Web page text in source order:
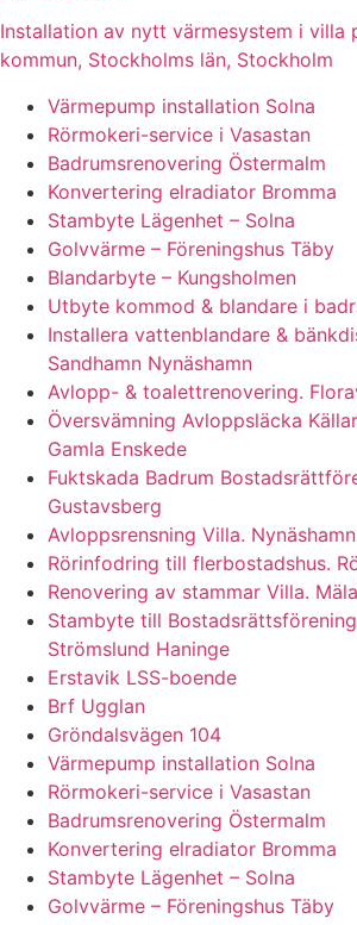
Installation av nytt värmesystem i villa
kommun, Stockholms län, Stockholm
Värmepump installation Solna
Rörmokeri-service i Vasastan
Badrumsrenovering Östermalm
Konvertering elradiator Bromma
Stambyte Lägenhet – Solna
Golvvärme – Föreningshus Täby
Blandarbyte – Kungsholmen
Utbyte kommod & blandare i
Installera vattenblandare &
Sandhamn Nynäshamn
Avlopp- & toalettrenovering.
Översvämning Avloppsläcka
Gamla Enskede
Fuktskada Badrum
Gustavsberg
Avloppsrensning Villa. Nynäshamn
Rörinfodring till flerbostadshus.
Renovering av stammar Villa.
Stambyte till
Strömslund Haninge
Erstavik LSS-boende
Brf Ugglan
Gröndalsvägen 104
Värmepump installation Solna
Rörmokeri-service i Vasastan
Badrumsrenovering Östermalm
Konvertering elradiator Bromma
Stambyte Lägenhet – Solna
Golvvärme – Föreningshus Täby